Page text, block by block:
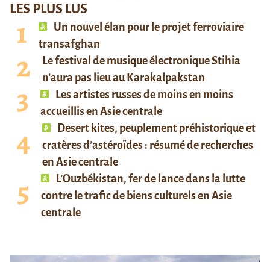
LES PLUS LUS
Un nouvel élan pour le projet ferroviaire
transafghan
Le festival de musique électronique Stihia
n’aura pas lieu au Karakalpakstan
Les artistes russes de moins en moins
accueillis en Asie centrale
Desert kites, peuplement préhistorique et
cratères d’astéroïdes : résumé de recherches
en Asie centrale
L’Ouzbékistan, fer de lance dans la lutte
contre le trafic de biens culturels en Asie
centrale